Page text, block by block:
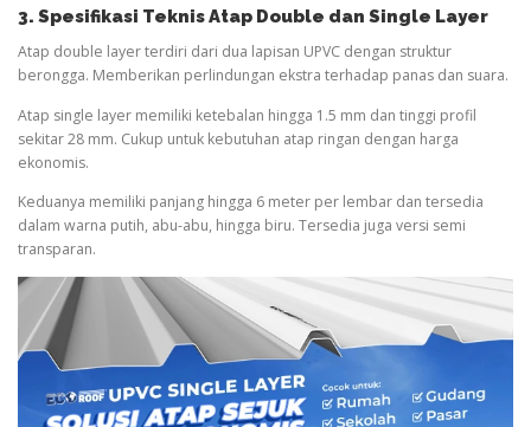
3. Spesifikasi Teknis Atap Double dan Single Layer
Atap double layer terdiri dari dua lapisan UPVC dengan struktur
berongga. Memberikan perlindungan ekstra terhadap panas dan suara.
Atap single layer memiliki ketebalan hingga 1.5 mm dan tinggi profil
sekitar 28 mm. Cukup untuk kebutuhan atap ringan dengan harga
ekonomis.
Keduanya memiliki panjang hingga 6 meter per lembar dan tersedia
dalam warna putih, abu-abu, hingga biru. Tersedia juga versi semi
transparan.